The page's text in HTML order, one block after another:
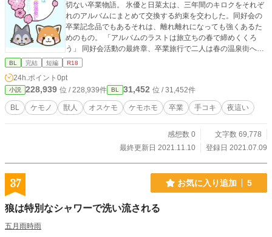
切ない卒業物語。 氷優と日菜太は、三年間のキロクをそれぞ
れのアルバムにまとめて交換する約束を交わした。同好会の
卒業記念品でもあるそれは、離れ離れになっても強くあるた
めのもの。 「アルバムのラストは旅立ちの春で締めくくろ
う」 同好会活動の最終章、卒業旅行で二人は春の温泉街へ赴
く。 桜温泉で、氷優と日菜太が知るものとは──。
BL 完結 短編 R18
24h.ポイント 0pt
小説 228,939 位 / 228,939件 BL 31,452 位 / 31,452件
BL ケモノ 獣人 オスケモ ケモホモ 卒業 手コキ 夜這い
感想数 0
文字数 69,778
最終更新日 2021.11.10
登録日 2021.07.09
37 お気に入り追加 5
狼は特別なシャワーで洗い流される
五月雨時雨